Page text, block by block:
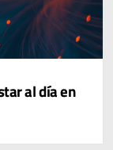
al día en